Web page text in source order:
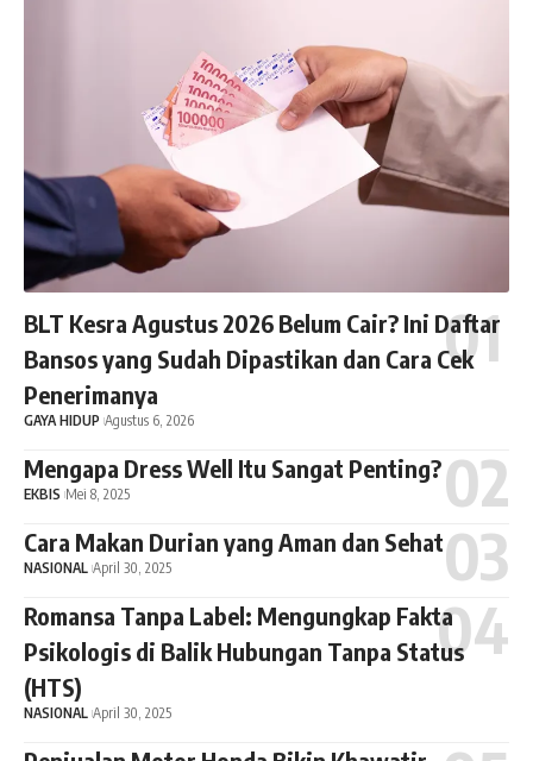
BLT Kesra Agustus 2026 Belum Cair? Ini Daftar
Bansos yang Sudah Dipastikan dan Cara Cek
Penerimanya
GAYA HIDUP Agustus 6, 2026
Mengapa Dress Well Itu Sangat Penting?
EKBIS Mei 8, 2025
Cara Makan Durian yang Aman dan Sehat
NASIONAL April 30, 2025
Romansa Tanpa Label: Mengungkap Fakta
Psikologis di Balik Hubungan Tanpa Status
(HTS)
NASIONAL April 30, 2025